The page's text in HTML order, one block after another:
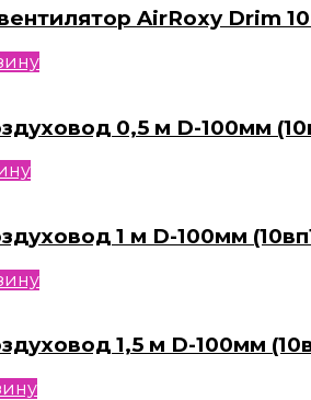
AirRoxy Drim
0,5 м D-100мм
1 м D-100мм
1,5 м D-100мм